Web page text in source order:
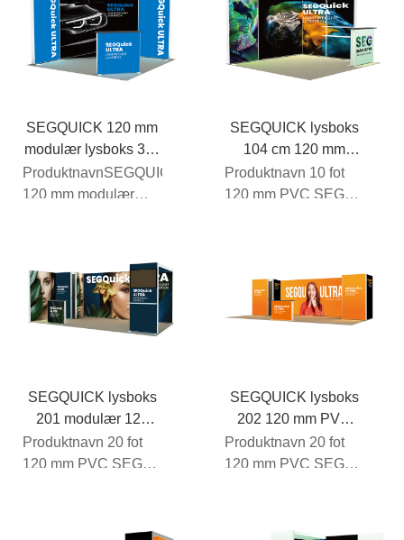
PVC...
PVC (perlehvit F...
SEGQUICK 120 mm
modulær lysboks 3 m
x 3 m 103
ProduktnavnSEGQUICK
120 mm modulær
SEGQUICK lysboks
104 cm 120 mm
bakgrunnsbelyst
boks 3 m x 3 m
Produktnavn 10 fot
120 mm PVC SEG
PVC (perlehvit F...
SEGQUICK lysboks
201 modulær 120
mm PVC-
bakgrunnsbelyst
Produktnavn 20 fot
120 mm PVC SEG
SEGQUICK lysboks
202 120 mm PVC
modulær SEG-boks
Produktnavn 20 fot
120 mm PVC SEG
Rammemateriale